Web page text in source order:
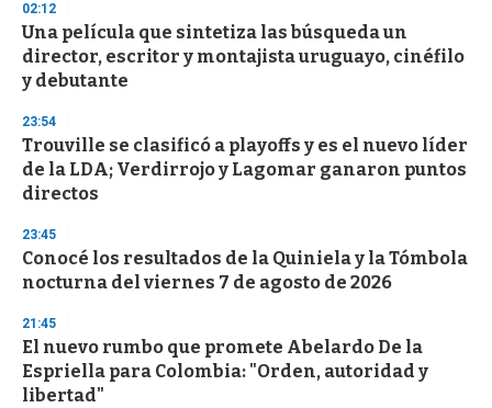
02:12
Una película que sintetiza las búsqueda un
director, escritor y montajista uruguayo, cinéfilo
y debutante
23:54
Trouville se clasificó a playoffs y es el nuevo líder
de la LDA; Verdirrojo y Lagomar ganaron puntos
directos
23:45
Conocé los resultados de la Quiniela y la Tómbola
nocturna del viernes 7 de agosto de 2026
21:45
El nuevo rumbo que promete Abelardo De la
Espriella para Colombia: "Orden, autoridad y
libertad"